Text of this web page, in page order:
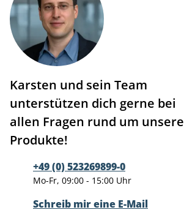
Karsten und sein Team
unterstützen dich gerne bei
allen Fragen rund um unsere
Produkte!
+49 (0) 523269899-0
Mo-Fr, 09:00 - 15:00 Uhr
Schreib mir eine E-Mail